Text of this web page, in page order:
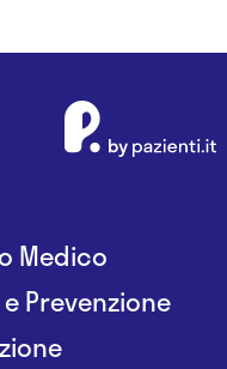
Medico
Prevenzione